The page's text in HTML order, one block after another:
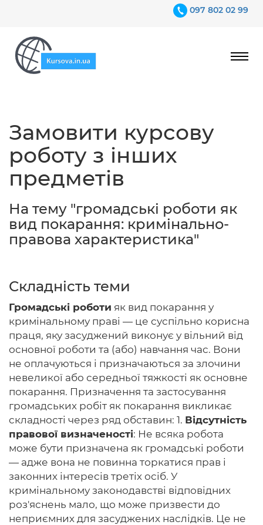
097 802 02 99
Замовити курсову
роботу з інших
предметів
На тему "громадські роботи як
вид покарання: кримінально-
правова характеристика"
Складність теми
Громадські роботи як вид покарання у
кримінальному праві — це суспільно корисна
праця, яку засуджений виконує у вільний від
основної роботи та (або) навчання час. Вони
не оплачуються і призначаються за злочини
невеликої або середньої тяжкості як основне
покарання. Призначення та застосування
громадських робіт як покарання викликає
складності через ряд обставин: 1. Відсутність
правової визначеності: Не всяка робота
може бути призначена як громадські роботи
— адже вона не повинна торкатися прав і
законних інтересів третіх осіб. У
кримінальному законодавстві відповідних
роз'яснень мало, що може призвести до
неприємних для засуджених наслідків. Це не
Гарантії
Відгуки
Контакти
Головна
Авторам
Умови
Вхiд